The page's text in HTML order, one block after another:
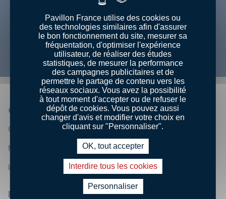
NIVEAU
Afficher uniquement les recettes en vidéo
QUI SOMMES-NOUS ?
Qui sommes - nous ?
Nos engagements
Les chiffres clés
LA FILIÈRE PÊCHE FRANÇAISE
Pavillon France utilise des cookies ou
des technologies similaires afin d'assurer
le bon fonctionnement du site, mesurer sa
fréquentation, d'optimiser l'expérience
utilisateur, de réaliser des études
statistiques, de mesurer la performance
des campagnes publicitaires et de
permettre le partage de contenu vers les
réseaux sociaux. Vous avez la possibilité
à tout moment d'accepter ou de refuser le
dépôt de cookies. Vous pouvez aussi
changer d'avis et modifier votre choix en
cliquant sur "Personnaliser".
OK, tout accepter
Interdire tous les cookies
Personnaliser